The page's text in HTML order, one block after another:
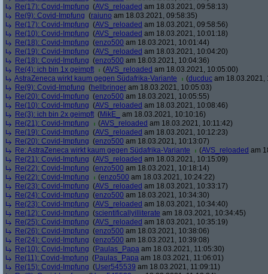
Re(17): Covid-Impfung (AVS_reloaded am 18.03.2021, 09:58:13)
Re(9): Covid-Impfung (raiuno am 18.03.2021, 09:58:35)
Re(17): Covid-Impfung (AVS_reloaded am 18.03.2021, 09:58:56)
Re(10): Covid-Impfung (AVS_reloaded am 18.03.2021, 10:01:18)
Re(18): Covid-Impfung (enzo500 am 18.03.2021, 10:01:44)
Re(19): Covid-Impfung (AVS_reloaded am 18.03.2021, 10:04:20)
Re(18): Covid-Impfung (enzo500 am 18.03.2021, 10:04:36)
Re(4): ich bin 1x geimpft
(AVS_reloaded am 18.03.2021, 10:05:00)
AstraZeneca wirkt kaum gegen Südafrika-Variante
(ducduc am 18.03.2021,
Re(9): Covid-Impfung (hellbringer am 18.03.2021, 10:05:03)
Re(20): Covid-Impfung (enzo500 am 18.03.2021, 10:05:55)
Re(10): Covid-Impfung (AVS_reloaded am 18.03.2021, 10:08:46)
Re(3): ich bin 2x geimpft (MikE_
am 18.03.2021, 10:10:16)
Re(21): Covid-Impfung
(AVS_reloaded am 18.03.2021, 10:11:42)
Re(19): Covid-Impfung (AVS_reloaded am 18.03.2021, 10:12:23)
Re(20): Covid-Impfung (enzo500 am 18.03.2021, 10:13:07)
Re: AstraZeneca wirkt kaum gegen Südafrika-Variante
(AVS_reloaded am
Re(21): Covid-Impfung (AVS_reloaded am 18.03.2021, 10:15:09)
Re(22): Covid-Impfung (enzo500 am 18.03.2021, 10:18:14)
Re(22): Covid-Impfung
(enzo500 am 18.03.2021, 10:24:22)
Re(23): Covid-Impfung (AVS_reloaded am 18.03.2021, 10:33:17)
Re(24): Covid-Impfung (enzo500 am 18.03.2021, 10:34:30)
Re(23): Covid-Impfung (AVS_reloaded am 18.03.2021, 10:34:40)
Re(12): Covid-Impfung (scientificallyilliterate am 18.03.2021, 10:34:45)
Re(25): Covid-Impfung (AVS_reloaded am 18.03.2021, 10:35:19)
Re(26): Covid-Impfung (enzo500 am 18.03.2021, 10:38:06)
Re(24): Covid-Impfung (enzo500 am 18.03.2021, 10:39:08)
Re(10): Covid-Impfung (Paulas_Papa am 18.03.2021, 11:05:30)
Re(11): Covid-Impfung (Paulas_Papa am 18.03.2021, 11:06:01)
Re(15): Covid-Impfung (User545539 am 18.03.2021, 11:09:11)